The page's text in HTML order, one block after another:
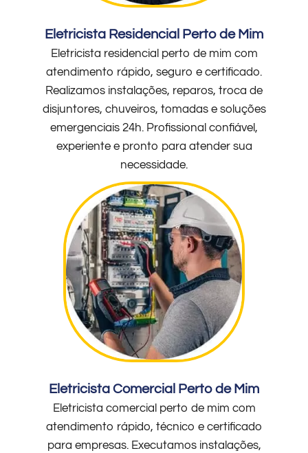
Eletricista Residencial Perto de Mim
Eletricista residencial perto de mim com
atendimento rápido, seguro e certificado.
Realizamos instalações, reparos, troca de
disjuntores, chuveiros, tomadas e soluções
emergenciais 24h. Profissional confiável,
experiente e pronto para atender sua
necessidade.
Eletricista Comercial Perto de Mim
Eletricista comercial perto de mim com
atendimento rápido, técnico e certificado
para empresas. Executamos instalações,